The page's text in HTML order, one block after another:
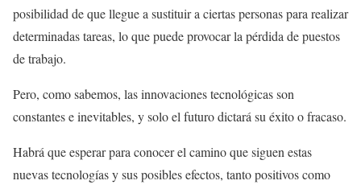
posibilidad de que llegue a sustituir a ciertas personas para realizar
determinadas tareas, lo que puede provocar la pérdida de puestos
de trabajo.
Pero, como sabemos, las innovaciones tecnológicas son
constantes e inevitables, y solo el futuro dictará su éxito o fracaso.
Habrá que esperar para conocer el camino que siguen estas
nuevas tecnologías y sus posibles efectos, tanto positivos como